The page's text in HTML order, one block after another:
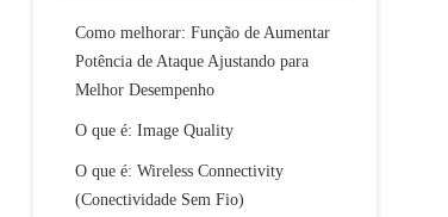
Como melhorar: Função de Aumentar
Potência de Ataque Ajustando para
Melhor Desempenho
O que é: Image Quality
O que é: Wireless Connectivity
(Conectividade Sem Fio)